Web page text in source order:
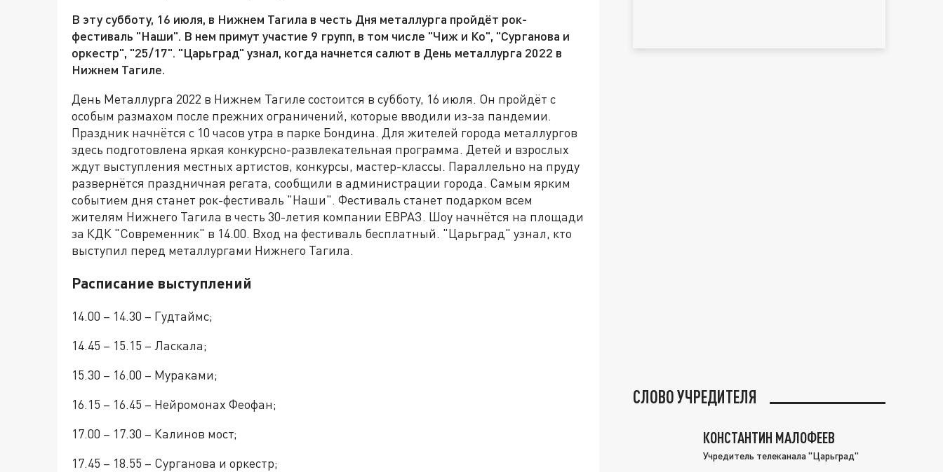
В эту субботу, 16 июля, в Нижнем Тагила в честь Дня металлурга пройдёт рок-
фестиваль "Наши". В нем примут участие 9 групп, в том числе "Чиж и Ко", "Сурганова и
оркестр", "25/17". "Царьград" узнал, когда начнется салют в День металлурга 2022 в
Нижнем Тагиле.
День Металлурга 2022 в Нижнем Тагиле состоится в субботу, 16 июля. Он пройдёт с
особым размахом после прежних ограничений, которые вводили из-за пандемии.
Праздник начнётся с 10 часов утра в парке Бондина. Для жителей города металлургов
здесь подготовлена яркая конкурсно-развлекательная программа. Детей и взрослых
ждут выступления местных артистов, конкурсы, мастер-классы. Параллельно на пруду
развернётся праздничная регата, сообщили в администрации города. Самым ярким
событием дня станет рок-фестиваль "Наши". Фестиваль станет подарком всем
жителям Нижнего Тагила в честь 30-летия компании ЕВРАЗ. Шоу начнётся на площади
за КДК "Современник" в 14.00. Вход на фестиваль бесплатный. "Царьград" узнал, кто
выступил перед металлургами Нижнего Тагила.
Расписание выступлений
14.00 – 14.30 – Гудтаймс;
14.45 – 15.15 – Ласкала;
15.30 – 16.00 – Мураками;
16.15 – 16.45 – Нейромонах Феофан;
17.00 – 17.30 – Калинов мост;
17.45 – 18.55 – Сурганова и оркестр;
СЛОВО УЧРЕДИТЕЛЯ
КОНСТАНТИН МАЛОФЕЕВ
Учредитель телеканала "Царьград"